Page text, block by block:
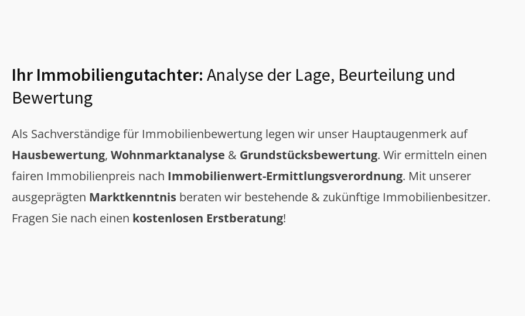
Ihr Immobiliengutachter: Analyse der Lage, Beurteilung und
Bewertung
Als Sachverständige für Immobilienbewertung legen wir unser Hauptaugenmerk auf
Hausbewertung, Wohnmarktanalyse & Grundstücksbewertung. Wir ermitteln einen
fairen Immobilienpreis nach Immobilienwert-Ermittlungsverordnung. Mit unserer
ausgeprägten Marktkenntnis beraten wir bestehende & zukünftige Immobilienbesitzer.
Fragen Sie nach einen kostenlosen Erstberatung!